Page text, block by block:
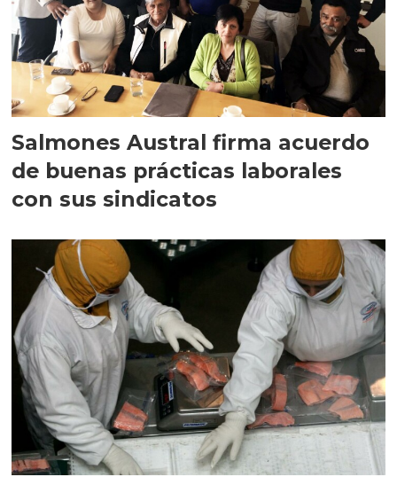
Salmones Austral firma acuerdo
de buenas prácticas laborales
con sus sindicatos